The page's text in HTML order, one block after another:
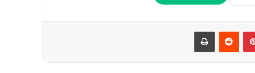
پینترست‫رددیت چاپ